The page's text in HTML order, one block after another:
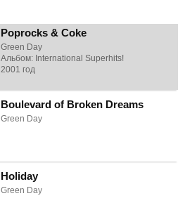
Poprocks & Coke
Green Day
Альбом: International Superhits!
2001 год
Boulevard of Broken Dreams
Green Day
Holiday
Green Day